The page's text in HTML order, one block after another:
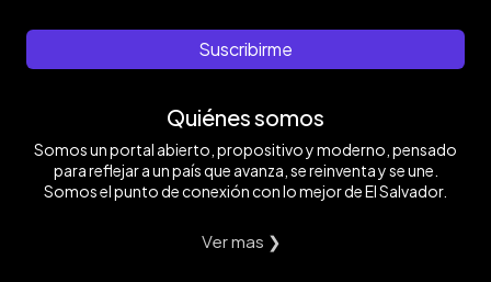
Suscribirme
Quiénes somos
Somos un portal abierto, propositivo y moderno, pensado
para reflejar a un país que avanza, se reinventa y se une.
Somos el punto de conexión con lo mejor de El Salvador.
Ver mas ❯